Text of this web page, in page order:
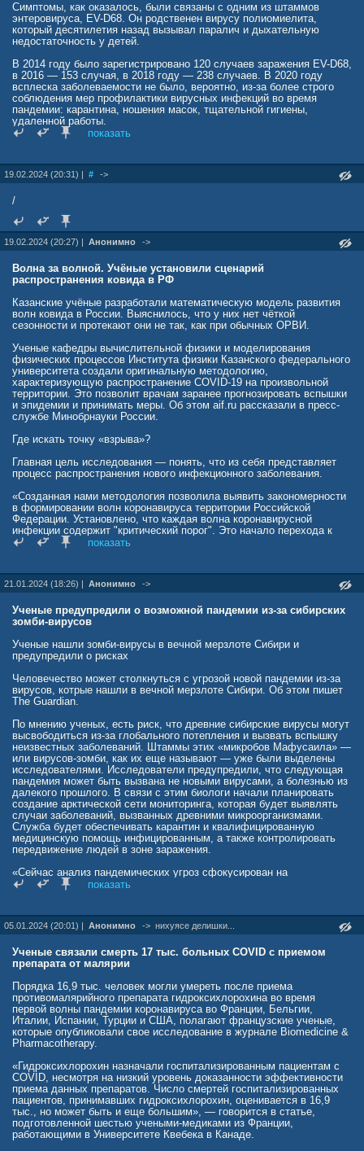
Симптомы, как оказалось, были связаны с одним из штаммов
энтеровируса, EV-D68. Он родственен вирусу полиомиелита,
который десятилетия назад вызывал паралич и дыхательную
недостаточность у детей.
В 2014 году было зарегистрировано 120 случаев заражения EV-D68,
в 2016 — 153 случая, в 2018 году — 238 случаев. В 2020 году
всплеска заболеваемости не было, вероятно, из-за более строго
соблюдения мер профилактики вирусных инфекций во время
пандемии: карантина, ношения масок, тщательной гигиены,
удаленной работы.
Неизвестно, почему произошел спад в заболеваемости, но это
может быть связано с новыми мутациями вируса или с
deti.mail.ru/news/vrachi-iz-ssha-ozhidayut-vspyshku/
показать
19.02.2024 (20:31) | # ->
/
19.02.2024 (20:27) | Анонимно ->
Волна за волной. Учёные установили сценарий
распространения ковида в РФ
Казанские учёные разработали математическую модель развития
волн ковида в России. Выяснилось, что у них нет чёткой
сезонности и протекают они не так, как при обычных ОРВИ.
Ученые кафедры вычислительной физики и моделирования
физических процессов Института физики Казанского федерального
университета создали оригинальную методологию,
характеризующую распространение COVID-19 на произвольной
территории. Это позволит врачам заранее прогнозировать вспышки
и эпидемии и принимать меры. Об этом aif.ru рассказали в пресс-
службе Минобрнауки России.
Где искать точку «взрыва»?
Главная цель исследования — понять, что из себя представляет
процесс распространения нового инфекционного заболевания.
«Созданная нами методология позволила выявить закономерности
в формировании волн коронавируса территории Российской
Федерации. Установлено, что каждая волна коронавирусной
инфекции содержит "критический порог". Это начало перехода к
"взрывному росту" числа заболевших», — рассказал заведующий
Он пояснил, почему сотрудники кафедры взялись за решение этой
«Мы занимаемся исследованием сложных систем, эволюция
количеством факторов, параметров — так называемых степеней
свободы. При этом совершенно не принципиально то, какой
экономической, социальной и какой-либо другой, — отметил
Мокшин. — Исследования такой системы осуществляются с
помощью методов математической физики».
Остальное:health.mail.ru/news/3159672-volna-za-volnoy-uchenye-
ustanovili-stsenariy/
показать
21.01.2024 (18:26) | Анонимно ->
Ученые предупредили о возможной пандемии из-за сибирских
зомби-вирусов
Ученые нашли зомби-вирусы в вечной мерзлоте Сибири и
предупредили о рисках
Человечество может столкнуться с угрозой новой пандемии из-за
вирусов, котрые нашли в вечной мерзлоте Сибири. Об этом пишет
The Guardian.
По мнению ученых, есть риск, что древние сибирские вирусы могут
высвободиться из-за глобального потепления и вызвать вспышку
неизвестных заболеваний. Штаммы этих «микробов Мафусаила» —
или вирусов-зомби, как их еще называют — уже были выделены
исследователями. Исследователи предупредили, что следующая
пандемия может быть вызвана не новыми вирусами, а болезнью из
далекого прошлого. В связи с этим биологи начали планировать
создание арктической сети мониторинга, которая будет выявлять
случаи заболеваний, вызванных древними микроорганизмами.
Служба будет обеспечивать карантин и квалифицированную
медицинскую помощь инфицированным, а также контролировать
передвижение людей в зоне заражения.
«Сейчас анализ пандемических угроз сфокусирован на
заболеваниях, которые могут возникнуть в южных регионах, а
распространиться на юг — и я считаю, что это упущение. Там есть
опасные вирусы, которые могут заразить людей и вызвать новую
университета Марселя.
изолировали живые вирусы в Сибири и доказали, что они по-
прежнему способны инфицировать одноклеточные организмы,
несмотря на тысячелетия, проведенные в вечной мерзлоте.
Исследования, опубликованные в 2023 году, выявили
существование нескольких вирусных штаммов в семи разных
точках Сибири, которые могут инфицировать культивируемые
лет.
«Вирусы, которые мы выделили, были способны заражать только
амебы и не представляли риска для человека. Однако мы
идентифицировали геномные следы поксвирусов и герпесвирусов,
которые, являются хорошо известными патогенами человека», —
сказал Клавери.
показать
05.01.2024 (20:01) | Анонимно -> нихуясе делишки...
Ученые связали смерть 17 тыс. больных COVID с приемом
препарата от малярии
Порядка 16,9 тыс. человек могли умереть после приема
противомалярийного препарата гидроксихлорохина во время
первой волны пандемии коронавируса во Франции, Бельгии,
Италии, Испании, Турции и США, полагают французские ученые,
которые опубликовали свое исследование в журнале Biomedicine &
Pharmacotherapy.
«Гидроксихлорохин назначали госпитализированным пациентам с
COVID, несмотря на низкий уровень доказанности эффективности
приема данных препаратов. Число смертей госпитализированных
пациентов, принимавших гидроксихлорохин, оценивается в 16,9
тыс., но может быть и еще большим», — говорится в статье,
подготовленной шестью учеными-медиками из Франции,
работающими в Университете Квебека в Канаде.